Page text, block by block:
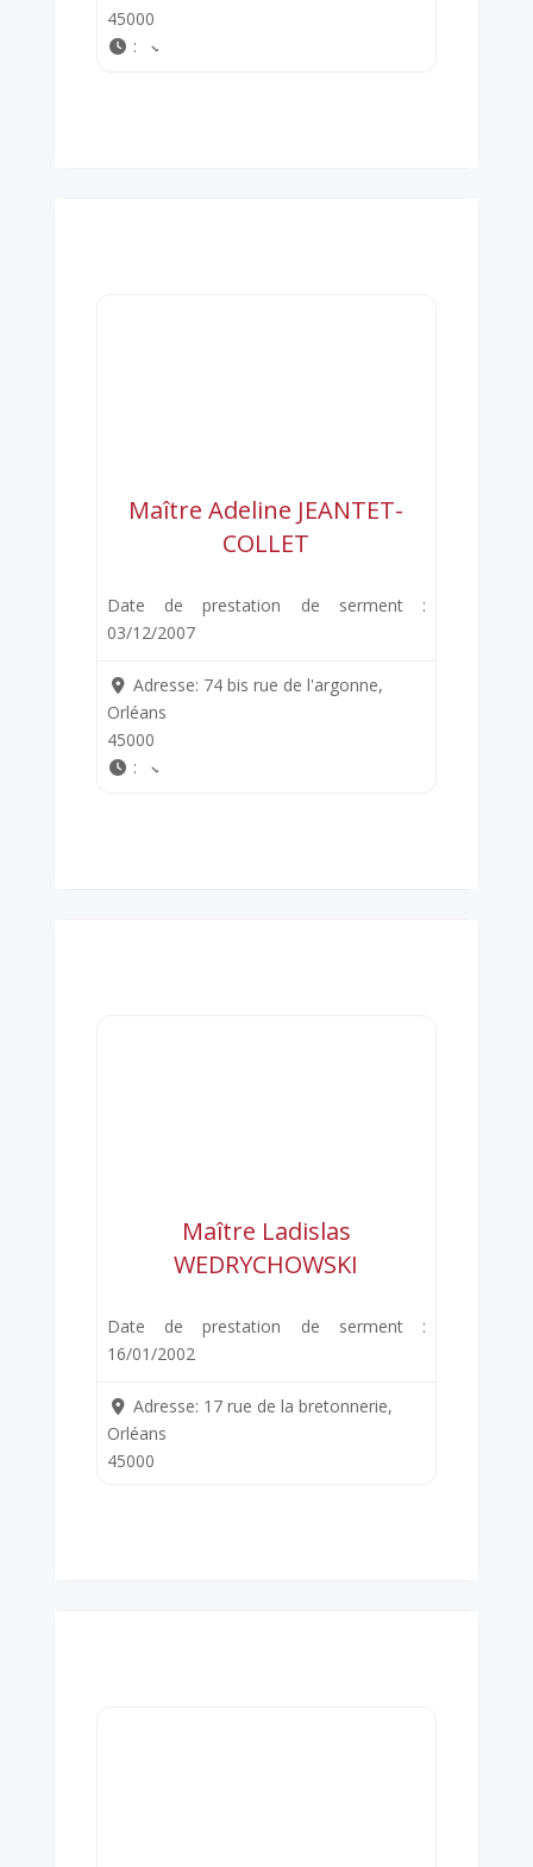
45000
:
Maître Adeline JEANTET-
COLLET
Date de prestation de serment :
03/12/2007
Adresse: 74 bis rue de l'argonne,
Orléans
45000
:
Maître Ladislas
WEDRYCHOWSKI
Date de prestation de serment :
16/01/2002
Adresse: 17 rue de la bretonnerie,
Orléans
45000